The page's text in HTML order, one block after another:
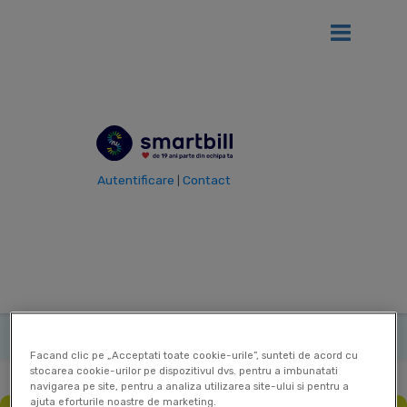
Autentificare |Contact
de la infiintare!Vezi detalii
Facand clic pe „Acceptati toate cookie-urile”, sunteti de acord cu
stocarea cookie-urilor pe dispozitivul dvs. pentru a imbunatati
navigarea pe site, pentru a analiza utilizarea site-ului si pentru a
ajuta eforturile noastre de marketing.